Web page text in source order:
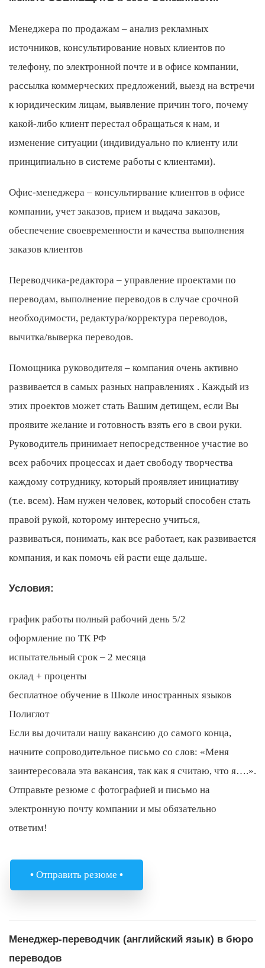
Менеджера по продажам – анализ рекламных
источников, консультирование новых клиентов по
телефону, по электронной почте и в офисе компании,
рассылка коммерческих предложений, выезд на встречи
к юридическим лицам, выявление причин того, почему
какой-либо клиент перестал обращаться к нам, и
изменение ситуации (индивидуально по клиенту или
принципиально в системе работы с клиентами).
Офис-менеджера – консультирвание клиентов в офисе
компании, учет заказов, прием и выдача заказов,
обеспечение своевременности и качества выполнения
заказов клиентов
Переводчика-редактора – управление проектами по
переводам, выполнение переводов в случае срочной
необходимости, редактура/корректура переводов,
вычитка/выверка переводов.
Помощника руководителя – компания очень активно
развивается в самых разных направлениях . Каждый из
этих проектов может стать Вашим детищем, если Вы
проявите желание и готовность взять его в свои руки.
Руководитель принимает непосредственное участие во
всех рабочих процессах и дает свободу творчества
каждому сотруднику, который проявляет инициативу
(т.е. всем). Нам нужен человек, который способен стать
правой рукой, которому интересно учиться,
развиваться, понимать, как все работает, как развивается
компания, и как помочь ей расти еще дальше.
Условия:
график работы полный рабочий день 5/2
оформление по ТК РФ
испытательный срок – 2 месяца
оклад + проценты
бесплатное обучение в Школе иностранных языков
Полиглот
Если вы дочитали нашу вакансию до самого конца,
начните сопроводительное письмо со слов: «Меня
заинтересовала эта вакансия, так как я считаю, что я….».
Отправьте резюме с фотографией и письмо на
электронную почту компании и мы обязательно
ответим!
• Отправить резюме •
Менеджер-переводчик (английский язык) в бюро
переводов